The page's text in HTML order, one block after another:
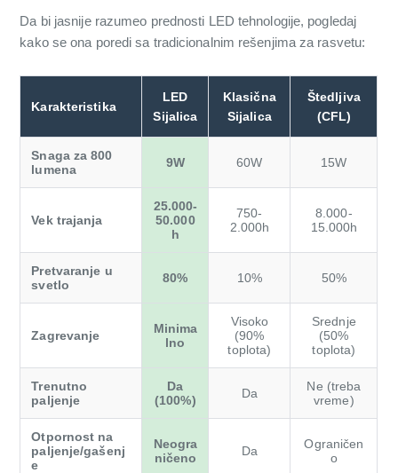
Da bi jasnije razumeo prednosti LED tehnologije, pogledaj
kako se ona poredi sa tradicionalnim rešenjima za rasvetu:
Karakteristika
LED
Sijalica
Klasična
Sijalica
Štedljiva
(CFL)
Snaga za 800
lumena
9W 60W 15W
Vek trajanja
25.000-
50.000
h
750-
2.000h
8.000-
15.000h
Pretvaranje u
svetlo
80% 10% 50%
Zagrevanje
Minima
lno
Visoko
(90%
toplota)
Srednje
(50%
toplota)
Trenutno
paljenje
Da
(100%)
Da
Ne (treba
vreme)
Otpornost na
paljenje/gašenj
e
Neogra
ničeno
Da
Ograničen
o